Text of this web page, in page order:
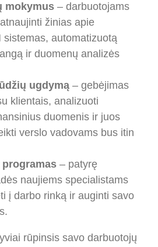
mokymus – darbuotojams
žinias apie
sistemas, automatizuotą
ir duomenų analizės
ugdymą – gebėjimas
klientais, analizuoti
duomenis ir juos
verslo vadovams bus itin
– patyrę
naujiems specialistams
į darbo rinką ir auginti savo
rūpinsis savo darbuotojų